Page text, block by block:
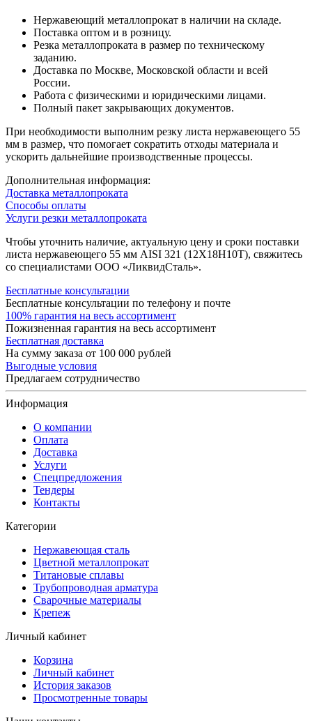
Нержавеющий металлопрокат в наличии на складе.
Поставка оптом и в розницу.
Резка металлопроката в размер по техническому
заданию.
Доставка по Москве, Московской области и всей
России.
Работа с физическими и юридическими лицами.
Полный пакет закрывающих документов.
При необходимости выполним резку листа нержавеющего 55
мм в размер, что помогает сократить отходы материала и
ускорить дальнейшие производственные процессы.
Дополнительная информация:
Доставка металлопроката
Способы оплаты
Услуги резки металлопроката
Чтобы уточнить наличие, актуальную цену и сроки поставки
листа нержавеющего 55 мм AISI 321 (12Х18Н10Т), свяжитесь
со специалистами ООО «ЛиквидСталь».
Бесплатные консультации
Бесплатные консультации по телефону и почте
100% гарантия на весь ассортимент
Пожизненная гарантия на весь ассортимент
Бесплатная доставка
На сумму заказа от 100 000 рублей
Выгодные условия
Предлагаем сотрудничество
Информация
О компании
Оплата
Доставка
Услуги
Спецпредложения
Тендеры
Контакты
Категории
Нержавеющая сталь
Цветной металлопрокат
Титановые сплавы
Трубопроводная арматура
Сварочные материалы
Крепеж
Личный кабинет
Корзина
Личный кабинет
История заказов
Просмотренные товары